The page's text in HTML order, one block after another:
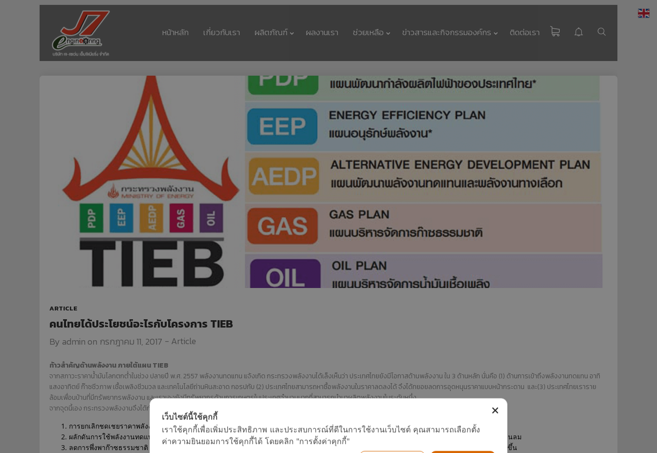
กรกฎาคม
รอบรั้ว ข่าวดึกกับ
เทคโนโลยีประหยัด
พลังงาน
11
2017
รักษ์โลกกับฉลากเบอร์
5
11
2017
11
กรกฎาคม
2017
อีโคเทคลุยอาเซียน ชู
“เครื่องทำน้ำ
ร้อน”แบรนด์ไทย
11
กรกฎาคม
2017
นวัตกรรมเพื่อสิ่ง
แวดล้อมแพงจริงหรือ
11
กรกฎาคม
2017
มาตรฐาน EN255-3
คืออะไร
11
กรกฎาคม
2017
COP ทั่วไป ต่างจาก
COP FOR TAPPING
(COPT) อย่างไร
11
กรกฎาคม
2017
คนไทยได้ประโยชน์
อะไรกับโครงการ
TIEB
2017
เครื่องทำน้ำร้อนฮีทปั้ม
ก.พลังงานรับรอง
MANUFACTURING
23
พฤษภาคม
ทีมงานวารสารรักษ์
พลังงาน กระทรวง
พฤษภาคม
พบนวัตกรรมประหยัด
พลังงาน ในงาน
หน้าหลัก เกี่ยวกับเรา ผลิตภัณฑ์ ผลงานเรา ช่วยเหลือ ข่าวสารและกิจกรรมองค์กร ติดต่อเรา
ARTICLE
คนไทยได้ประโยชน์อะไรกับโครงการ TIEB
By admin on กรกฎาคม 11, 2017 - Article
ก้าวสำคัญด้านพลังงาน ภายใต้แผน TIEB
จากสภาวะราคาน้ำมันโลกตกต่ำในช่วง ปลายปี พ.ศ. 2557 พลังงานทดแทน แจ้งเกิด กระทรวงพลังงานได้เล็งเห็นว่า ประเทศไทยยังมีโอกาสด้านพลังงาน ใน 3 ด้านหลัก นั่นคือ (1) ด้านการเข้าถึงพลังงานทดแทน อาทิ
แสงอาทิตย์ ก๊าซชีวภาพ เชื้อเพลิงชีวมวล และเทคโนโลยีถ่านหินสะอาด กอรปกับ (2) ประเทศไทยสามารถหาซื้อพลังงานในราคาลดลงได้ จึงได้ทยอยลดการอุดหนุนราคาแบบหน้ากระดาน และ(3) ประเทศไทยเราราย
ล้อมเพื่อนบ้านที่มีทรัพยากรพลังงาน และเราเองยังมีทรัพยากรด้านการเกษตรในประเทศจำนวนมากที่สามารถนำมาผลิตพลังงานในระดับหนึ่ง
จากจุดนี้เอง กระทรวงพลังงานจึงได้กำหนดกลยุทธ์ที่เป็น ก้าวสำคัญด้านพลังงาน ภายใต้แผน TIEB ใน 5ประเด็นหลัก คือ
การยกเลิกชดเชยราคาพลังงาน เพื่อปรับให้สะท้อนต้นทุนที่แท้จริงตามกลไลตลาด
ผลักดันการใช้พลังงานทดแทน ส่งเสริมชีวมวลและก๊าซชีวภาพ ในรูปแบบการนำขยะมาผลิตเป็นพลังงาน และการผลิตไฟฟ้าจากแสงอาทิตย์ และพลังงานลม
ลดการพึ่งพาก๊าซธรรมชาติ ที่มีสัดส่วนถึง 60-70% เร่งสร้างสมดุลในการผลิตไฟฟ้า โดยเพิ่มการนำเทคโนโลยีถ่านหินสะอาดมาใช้ในการผลิตไฟฟ้าเพิ่มขึ้น
เว็บไซต์นี้ใช้คุกกี้
เราใช้คุกกี้เพื่อเพิ่มประสิทธิภาพ และประสบการณ์ที่ดีในการใช้งานเว็บไซต์ คุณสามารถเลือกตั้ง
ค่าความยินยอมการใช้คุกกี้ได้ โดยคลิก "การตั้งค่าคุกกี้"